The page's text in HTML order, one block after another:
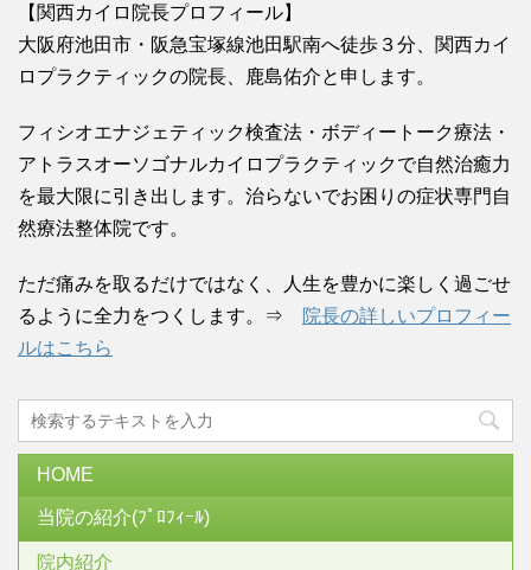
【関西カイロ院長プロフィール】
大阪府池田市・阪急宝塚線池田駅南へ徒歩３分、関西カイ
ロプラクティックの院長、鹿島佑介と申します。
フィシオエナジェティック検査法・ボディートーク療法・
アトラスオーソゴナルカイロプラクティックで自然治癒力
を最大限に引き出します。治らないでお困りの症状専門自
然療法整体院です。
ただ痛みを取るだけではなく、人生を豊かに楽しく過ごせ
るように全力をつくします。⇒
院長の詳しいプロフィー
ルはこちら
HOME
当院の紹介(ﾌﾟﾛﾌｨｰﾙ)
院内紹介